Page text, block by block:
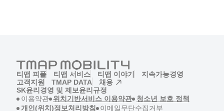
티맵 피플 티맵 서비스 티맵 이야기
지속가능경영
고객지원
TMAP DATA 채용
(새창)
SK윤리경영 및 제보윤리규정
이용약관(새창)
위치기반서비스 이용약관(새창)
청소년 보호 정책(새창)
개인(위치)정보처리방침(새창)
이메일무단수집거부